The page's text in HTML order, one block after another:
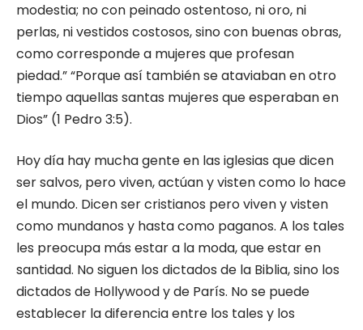
modestia; no con peinado ostentoso, ni oro, ni
perlas, ni vestidos costosos, sino con buenas obras,
como corresponde a mujeres que profesan
piedad.” “Porque así también se ataviaban en otro
tiempo aquellas santas mujeres que esperaban en
Dios” (1 Pedro 3:5).
Hoy día hay mucha gente en las iglesias que dicen
ser salvos, pero viven, actúan y visten como lo hace
el mundo. Dicen ser cristianos pero viven y visten
como mundanos y hasta como paganos. A los tales
les preocupa más estar a la moda, que estar en
santidad. No siguen los dictados de la Biblia, sino los
dictados de Hollywood y de París. No se puede
establecer la diferencia entre los tales y los